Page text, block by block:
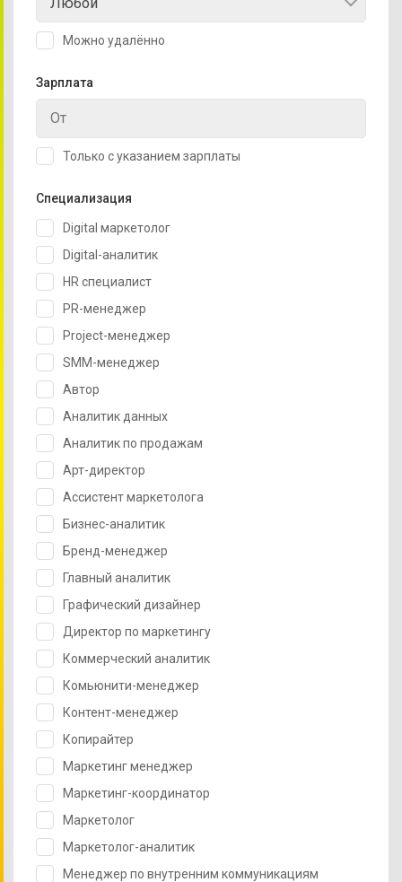
Можно удалённо
Зарплата
Только с указанием зарплаты
Специализация
Digital маркетолог
Digital-аналитик
HR специалист
PR-менеджер
Project-менеджер
SMM-менеджер
Автор
Аналитик данных
Аналитик по продажам
Арт-директор
Ассистент маркетолога
Бизнес-аналитик
Бренд-менеджер
Главный аналитик
Графический дизайнер
Директор по маркетингу
Коммерческий аналитик
Комьюнити-менеджер
Контент-менеджер
Копирайтер
Маркетинг менеджер
Маркетинг-координатор
Маркетолог
Маркетолог-аналитик
Менеджер по внутренним коммуникациям